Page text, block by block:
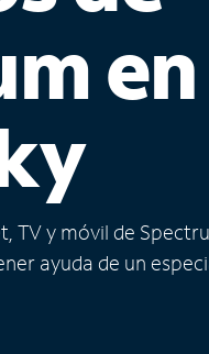
en
TV y móvil de
ayuda de un